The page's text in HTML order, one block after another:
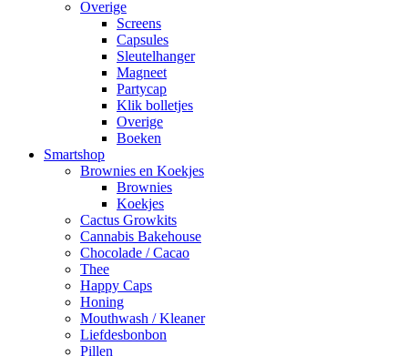
Overige
Screens
Capsules
Sleutelhanger
Magneet
Partycap
Klik bolletjes
Overige
Boeken
Smartshop
Brownies en Koekjes
Brownies
Koekjes
Cactus Growkits
Cannabis Bakehouse
Chocolade / Cacao
Thee
Happy Caps
Honing
Mouthwash / Kleaner
Liefdesbonbon
Pillen